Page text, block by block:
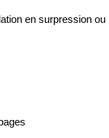
en surpression